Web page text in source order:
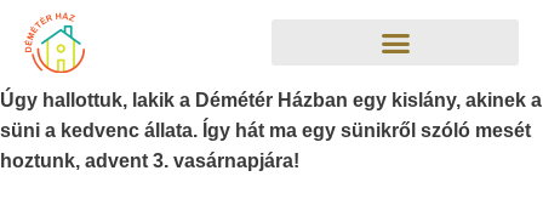
Úgy hallottuk, lakik a Démétér Házban egy kislány, akinek a
süni a kedvenc állata. Így hát ma egy sünikről szóló mesét
hoztunk, advent 3. vasárnapjára!